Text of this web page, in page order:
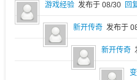
游戏经验 发布于 08/30 回
新开传奇 发布于
新开传奇